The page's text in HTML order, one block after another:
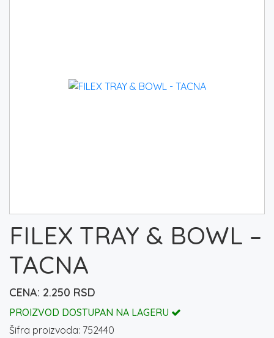
FILEX TRAY & BOWL –
TACNA
2.250 RSD
PROIZVOD DOSTUPAN NA LAGERU
Šifra proizvoda: 752440